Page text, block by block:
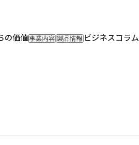
の価値事業内容 製品情報 ビジネスコラム